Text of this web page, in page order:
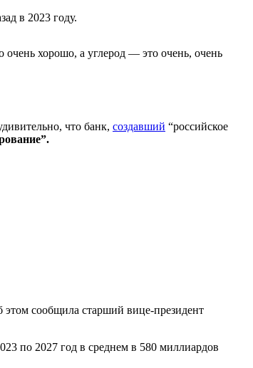
в 2023 году.
хорошо, а углерод — это очень, очень
что банк, создавший “российское
этом сообщила старший вице-президент
по 2027 год в среднем в 580 миллиардов